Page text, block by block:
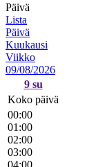
Päivä
Lista
Päivä
Kuukausi
Viikko
09/08/2026
9 su
Koko päivä
00:00
01:00
02:00
03:00
04:00